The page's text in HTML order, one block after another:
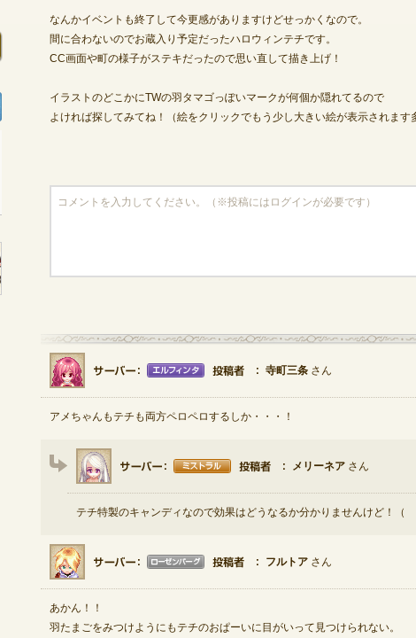
NEXONポイントチャージ
定期メンテナンス
なんかイベントも終了して今更感がありますけどせっかくなので。
間に合わないのでお蔵入り予定だったハロウィンテチです。
CC画面や町の様子がステキだったので思い直して描き上げ！
イラストのどこかにTWの羽タマゴっぽいマークが何個か隠れてるので
よければ探してみてね！（絵をクリックでもう少し大きい絵が表示されま
寺町三条 さん
アメちゃんもテチも両方ペロペロするしか・・・！
メリーネア さん
テチ特製のキャンディなので効果はどうなるか分かりませんけど！（
フルトア さん
あかん！！
羽たまごをみつけようにもテチのおぱーいに目がいって見つけられない。